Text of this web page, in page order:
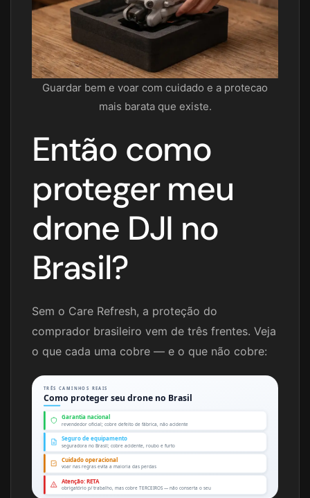
Guardar bem e voar com cuidado e a protecao
mais barata que existe.
Então como
proteger meu
drone DJI no
Brasil?
Sem o Care Refresh, a proteção do
comprador brasileiro vem de três frentes. Veja
o que cada uma cobre — e o que não cobre:
TRÊS CAMINHOS REAIS
Como proteger seu drone no Brasil
Garantia nacional
revendedor oficial; cobre defeito de fábrica, não acidente
Seguro de equipamento
seguradora no Brasil; cobre acidente, roubo e furto
Cuidado operacional
voar nas regras evita a maioria das perdas
Atenção: RETA
obrigatório p/ trabalho, mas cobre TERCEIROS — não conserta o seu